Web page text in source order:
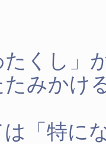
くし」
みかけ
「特に